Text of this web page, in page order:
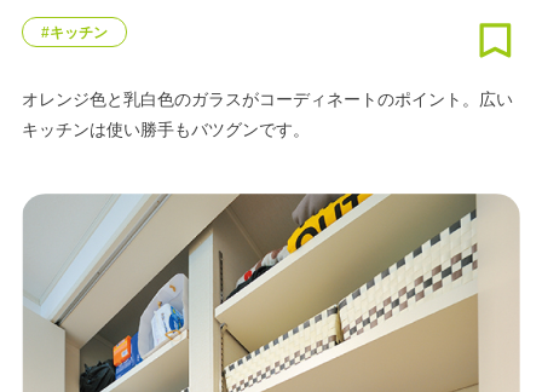
#キッチン
オレンジ色と乳白色のガラスがコーディネートのポイント。広い
キッチンは使い勝手もバツグンです。